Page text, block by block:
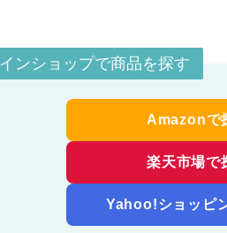
ンショップで商品を探す
Amazonで
楽天市場で
Yahoo!ショッピ